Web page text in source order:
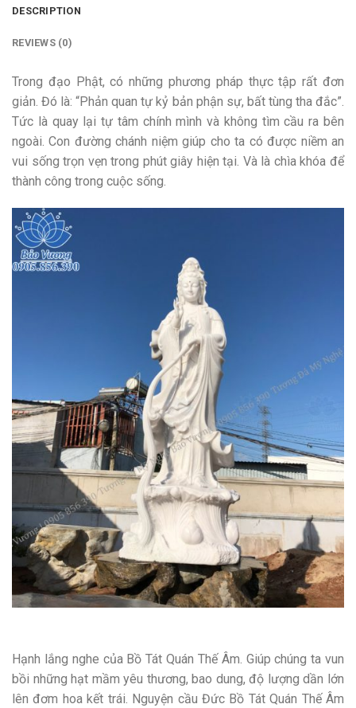
DESCRIPTION
REVIEWS (0)
Trong đạo Phật, có những phương pháp thực tập rất đơn
giản. Đó là: “Phản quan tự kỷ bản phận sự, bất tùng tha đắc”.
Tức là quay lại tự tâm chính mình và không tìm cầu ra bên
ngoài. Con đường chánh niệm giúp cho ta có được niềm an
vui sống trọn vẹn trong phút giây hiện tại. Và là chìa khóa để
thành công trong cuộc sống.
Hạnh lắng nghe của Bồ Tát Quán Thế Âm. Giúp chúng ta vun
bồi những hạt mầm yêu thương, bao dung, độ lượng dần lớn
lên đơm hoa kết trái. Nguyện cầu Đức Bồ Tát Quán Thế Âm